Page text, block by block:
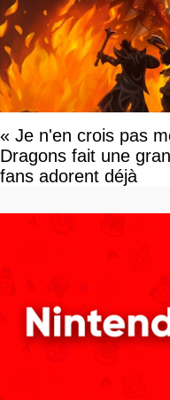
« Je n'en crois pas
Dragons fait une
fans adorent déjà